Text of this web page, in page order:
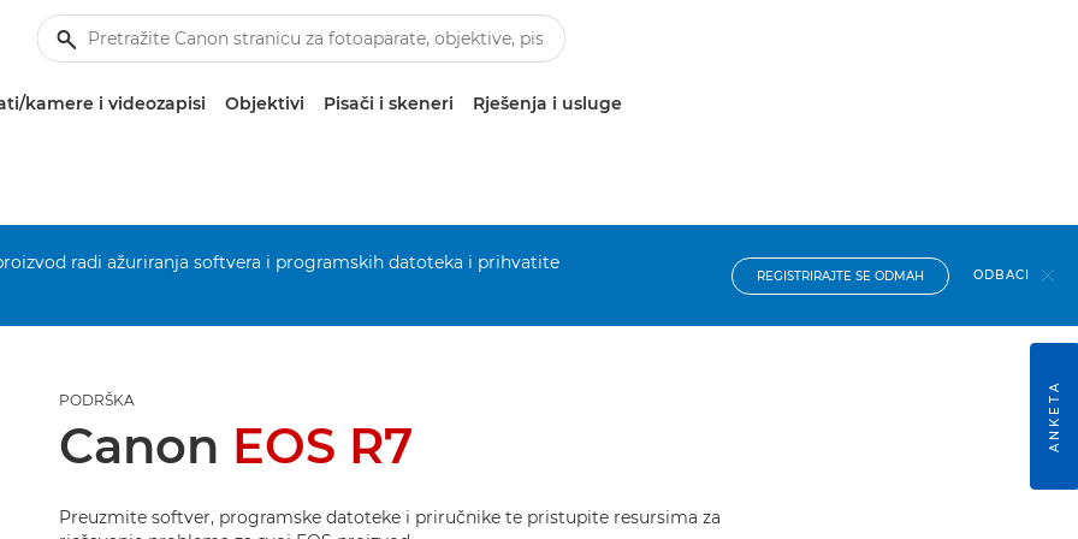
kamere i videozapisi Objektivi Pisači i skeneri Rješenja i usluge
radi ažuriranja softvera i programskih datoteka i prihvatite
REGISTRIRAJTE SE ODMAH ODBACI
PODRŠKA
Canon EOS R7
Preuzmite softver, programske datoteke i priručnike te pristupite resursima za
ANKETA